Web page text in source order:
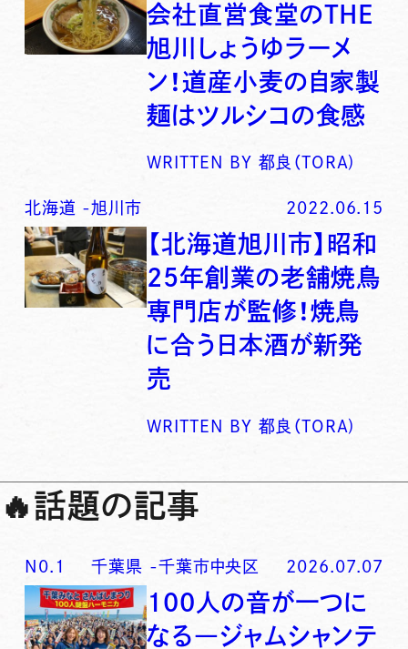
会社直営食堂のTHE
旭川しょうゆラーメ
ン！道産小麦の自家製
麺はツルシコの食感
WRITTEN BY 都良（TORA)
北海道 -旭川市 2022.06.15
【北海道旭川市】昭和
25年創業の老舗焼鳥
専門店が監修！焼鳥
に合う日本酒が新発
売
WRITTEN BY 都良（TORA)
🔥話題の記事
N0. 1 千葉県 -千葉市中央区 2026.07.07
100人の音が一つに
なる―ジャムシャンテ